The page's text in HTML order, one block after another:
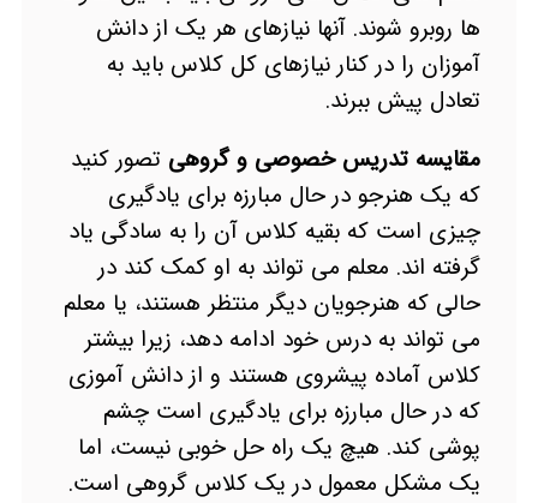
ها روبرو شوند. آنها نیازهای هر یک از دانش
آموزان را در کنار نیازهای کل کلاس باید به
تعادل پیش ببرند.
مقایسه تدریس خصوصی و گروهی تصور کنید
که یک هنرجو در حال مبارزه برای یادگیری
چیزی است که بقیه کلاس آن را به سادگی یاد
گرفته اند. معلم می تواند به او کمک کند در
حالی که هنرجویان دیگر منتظر هستند، یا معلم
می تواند به درس خود ادامه دهد، زیرا بیشتر
کلاس آماده پیشروی هستند و از دانش آموزی
که در حال مبارزه برای یادگیری است چشم
پوشی کند. هیچ یک راه حل خوبی نیست، اما
یک مشکل معمول در یک کلاس گروهی است.